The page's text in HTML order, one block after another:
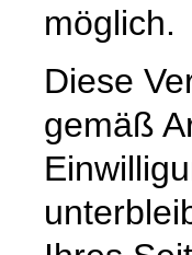
möglich.
Diese
gemäß